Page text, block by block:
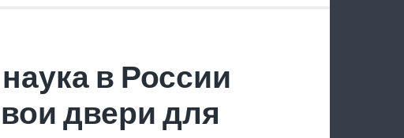
в России
двери для